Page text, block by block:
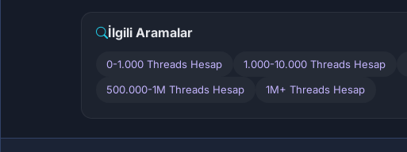
İlgili Aramalar
0-1.000 Threads Hesap 1.000-10.000 Threads Hesap
500.000-1M Threads Hesap 1M+ Threads Hesap